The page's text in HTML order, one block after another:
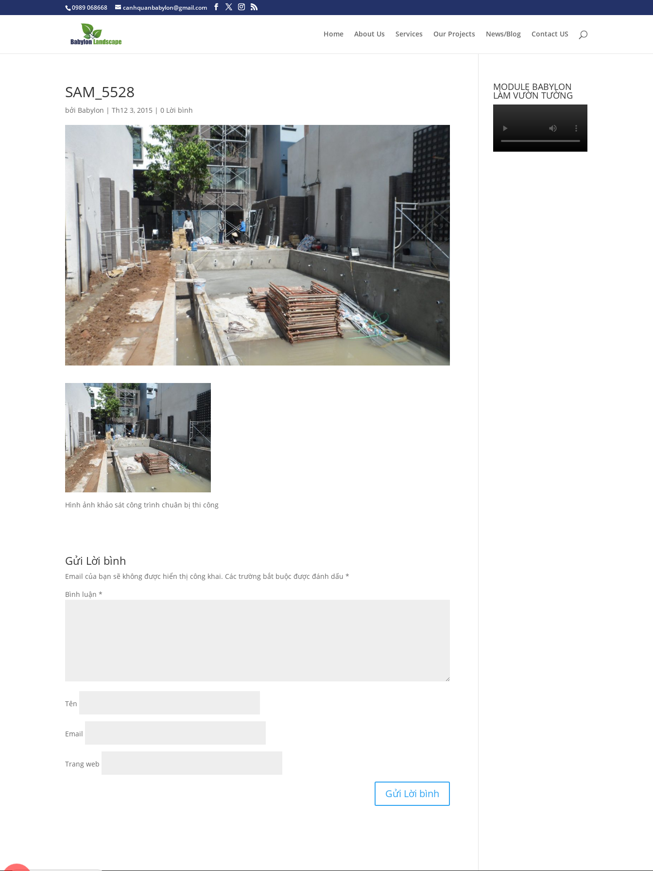
0989 068668 canhquanbabylon@gmail.com
Home About Us Services Our Projects News/Blog Contact US
SAM_5528
bởi Babylon |Th12 3, 2015 |0 Lời bình
Hình ảnh khảo sát công trình chuân bị thi công
Gửi Lời bình
Email của bạn sẽ không được hiển thị công khai. Các trường bắt buộc được đánh dấu*
Bình luận*
Tên
Email
Trang web
MODULE BABYLON
LÀM VƯỜN TƯỜNG